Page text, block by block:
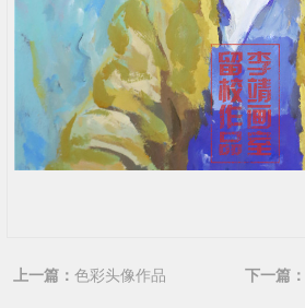
上一篇： 色彩头像作品 下一篇：